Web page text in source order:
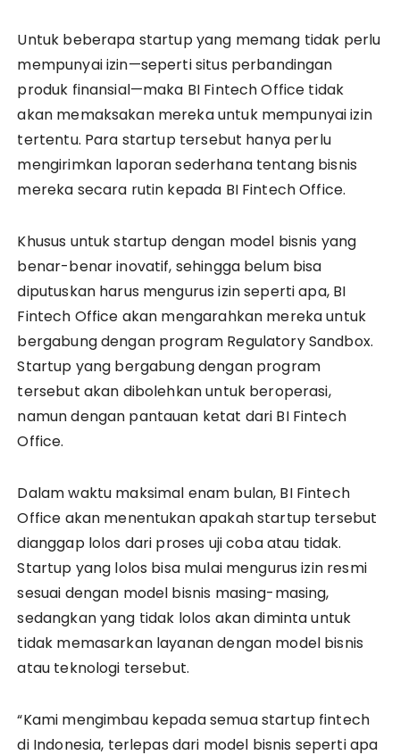
Untuk beberapa startup yang memang tidak perlu
mempunyai izin—seperti situs perbandingan
produk finansial—maka BI Fintech Office tidak
akan memaksakan mereka untuk mempunyai izin
tertentu. Para startup tersebut hanya perlu
mengirimkan laporan sederhana tentang bisnis
mereka secara rutin kepada BI Fintech Office.
Khusus untuk startup dengan model bisnis yang
benar-benar inovatif, sehingga belum bisa
diputuskan harus mengurus izin seperti apa, BI
Fintech Office akan mengarahkan mereka untuk
bergabung dengan program Regulatory Sandbox.
Startup yang bergabung dengan program
tersebut akan dibolehkan untuk beroperasi,
namun dengan pantauan ketat dari BI Fintech
Office.
Dalam waktu maksimal enam bulan, BI Fintech
Office akan menentukan apakah startup tersebut
dianggap lolos dari proses uji coba atau tidak.
Startup yang lolos bisa mulai mengurus izin resmi
sesuai dengan model bisnis masing-masing,
sedangkan yang tidak lolos akan diminta untuk
tidak memasarkan layanan dengan model bisnis
atau teknologi tersebut.
“Kami mengimbau kepada semua startup fintech
di Indonesia, terlepas dari model bisnis seperti apa